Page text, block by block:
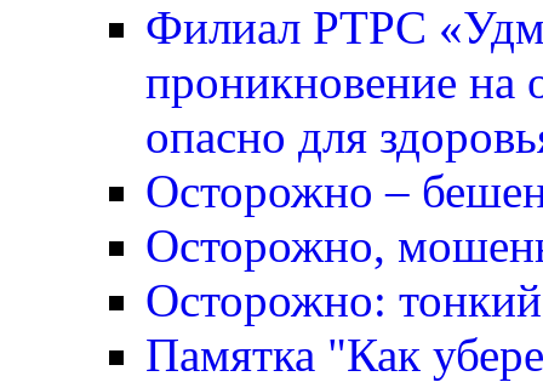
Филиал РТРС
проникновение на
опасно для
Осторожно –
Осторожно,
Осторожно:
Памятка "Как